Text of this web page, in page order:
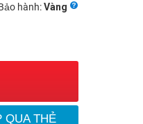
hành:Vàng
QUA THẺ